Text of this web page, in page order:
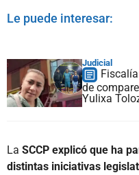
Le puede interesar:
Judicial
de
Yulixa
La SCCP explicó que ha
distintas iniciativas